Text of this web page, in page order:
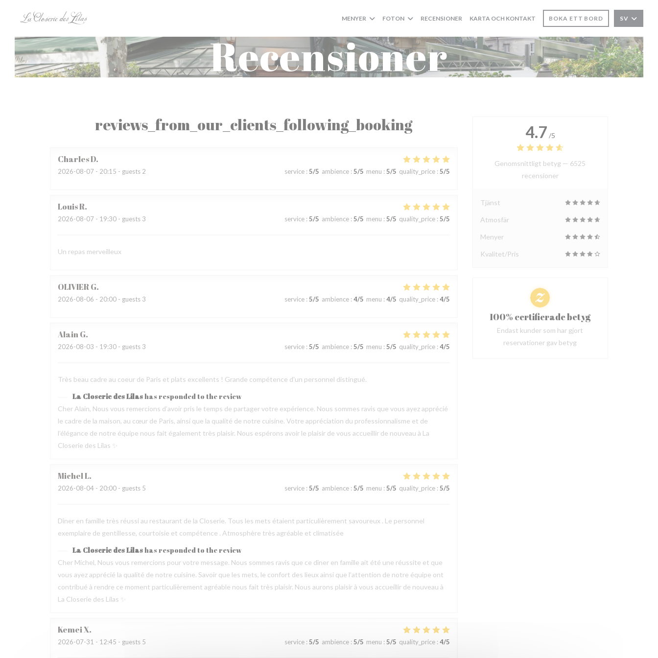
MENYER FOTON RECENSIONER KARTA OCH KONTAKT BOKA ETT BORD SV
Recensioner
reviews_from_our_clients_following_booking
CharlesD
2026-08-07 - 20:15 - guests 2 service: 5/5 ambience: 5/5 menu : 5/5 quality_price: 5/5
LouisR
2026-08-07 - 19:30 - guests 3 service: 5/5 ambience: 5/5 menu : 5/5 quality_price: 5/5
Un repas merveilleux
OLIVIERG
2026-08-06 - 20:00 - guests 3 service: 5/5 ambience: 4/5 menu : 4/5 quality_price: 4/5
AlainG
2026-08-03 - 19:30 - guests 3 service: 5/5 ambience: 5/5 menu : 5/5 quality_price: 4/5
Très beau cadre au coeur de Paris et plats excellents ! Grande compétence d'un personnel distingué.
La Closerie des Lilashas responded to the review
Cher Alain, Nous vous remercions d’avoir pris le temps de partager votre expérience. Nous sommes ravis que vous ayez apprécié
le cadre de la maison, au cœur de Paris, ainsi que la qualité de notre cuisine. Votre appréciation du professionnalisme et de
l’élégance de notre équipe nous fait également très plaisir. Nous espérons avoir le plaisir de vous accueillir de nouveau à La
Closerie des Lilas ✨
MichelL
2026-08-04 - 20:00 - guests 5 service: 5/5 ambience: 5/5 menu : 5/5 quality_price: 5/5
Dîner en famille très réussi au restaurant de la Closerie. Tous les mets étaient particulièrement savoureux . Le personnel
exemplaire de gentillesse, courtoisie et compétence . Atmosphère très agréable et climatisée
La Closerie des Lilashas responded to the review
Cher Michel, Nous vous remercions pour votre message. Nous sommes ravis que ce dîner en famille ait été une réussite et que
vous ayez apprécié la qualité de notre cuisine. Savoir que les mets, le confort des lieux ainsi que l’attention de notre équipe ont
contribué à rendre ce moment particulièrement agréable nous fait très plaisir. Nous aurons plaisir à vous accueillir de nouveau à
La Closerie des Lilas ✨
KemeiX
2026-07-31 - 12:45 - guests 5 service: 5/5 ambience: 5/5 menu : 5/5 quality_price: 4/5
4.7 /5
Genomsnittligt betyg — 6525
recensioner
Tjänst
Atmosfär
Menyer
Kvalitet/Pris
100% certifierade betyg
Endast kunder som har gjort
reservationer gav betyg